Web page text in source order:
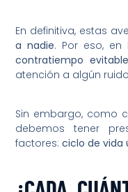
En definitiva, estas
a nadie. Por eso,
contratiempo evitable
atención a algún
Sin embargo, como
debemos tener
factores:ciclo de vida